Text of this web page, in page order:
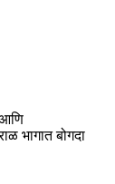
आणि
भागात बोगदा